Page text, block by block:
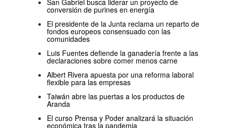
conversión de purines en energía
El presidente de la Junta reclama un reparto de
fondos europeos consensuado con las
comunidades
Luis Fuentes defiende la ganadería frente a las
declaraciones sobre comer menos carne
Albert Rivera apuesta por una reforma laboral
flexible para las empresas
Taiwán abre las puertas a los productos de
Aranda
El curso Prensa y Poder analizará la situación
económica tras la pandemia